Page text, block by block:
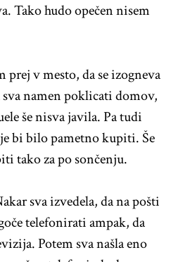
Tako hudo opečen nisem
prej v mesto, da se izogneva
namen poklicati domov,
še nisva javila. Pa tudi
bi bilo pametno kupiti. Še
tako za po sončenju.
sva izvedela, da na pošti
telefonirati ampak, da
Potem sva našla eno